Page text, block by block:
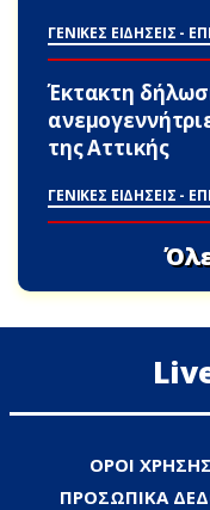
ΓΕΝΙΚΕΣ ΕΙΔΗΣΕΙΣ -
Έκτακτη
της Αττικής
ΓΕΝΙΚΕΣ ΕΙΔΗΣΕΙΣ -
ΟΡΟΙ ΧΡΗΣΗΣ
ΠΡΟΣΩΠΙΚΑ